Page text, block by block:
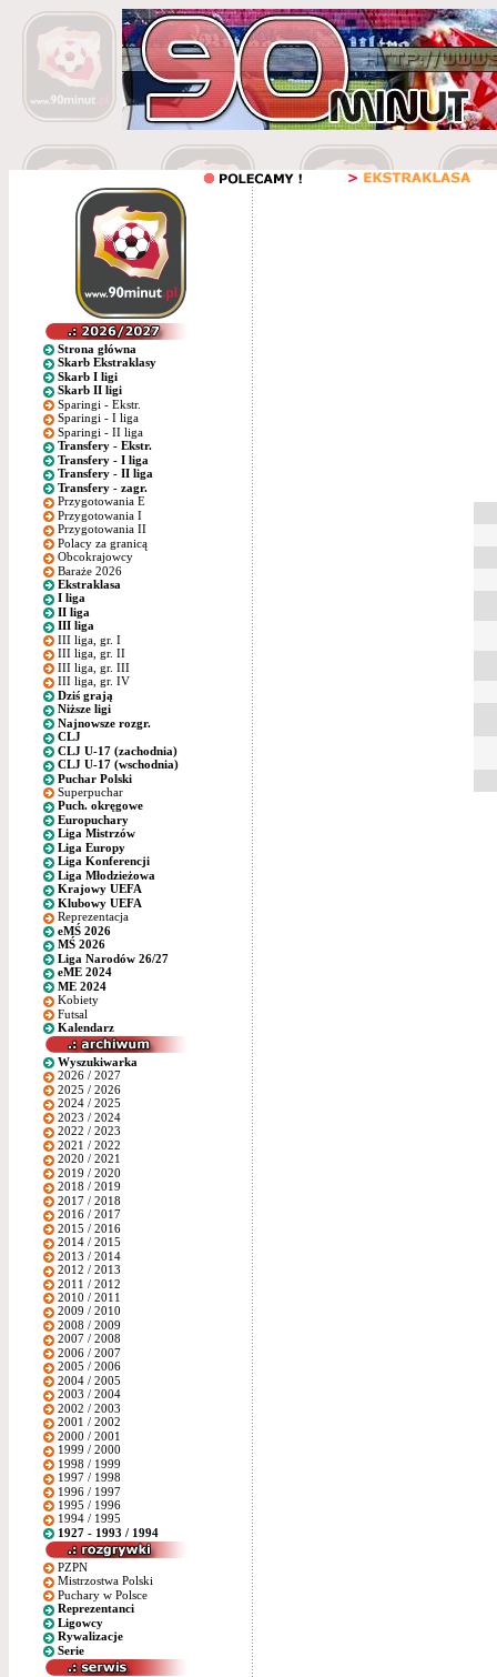
Strona główna
Skarb Ekstraklasy
Skarb I ligi
Skarb II ligi
Sparingi - Ekstr.
Sparingi - I liga
Sparingi - II liga
Transfery - Ekstr.
Transfery - I liga
Transfery - II liga
Transfery - zagr.
Przygotowania E
Przygotowania I
Przygotowania II
Polacy za granicą
Obcokrajowcy
Baraże 2026
Ekstraklasa
I liga
II liga
III liga
III liga, gr. I
III liga, gr. II
III liga, gr. III
III liga, gr. IV
Dziś grają
Niższe ligi
Najnowsze rozgr.
CLJ
CLJ U-17 (zachodnia)
CLJ U-17 (wschodnia)
Puchar Polski
Superpuchar
Puch. okręgowe
Europuchary
Liga Mistrzów
Liga Europy
Liga Konferencji
Liga Młodzieżowa
Krajowy UEFA
Klubowy UEFA
Reprezentacja
eMŚ 2026
MŚ 2026
Liga Narodów 26/27
eME 2024
ME 2024
Kobiety
Futsal
Kalendarz
Wyszukiwarka
2026 / 2027
2025 / 2026
2024 / 2025
2023 / 2024
2022 / 2023
2021 / 2022
2020 / 2021
2019 / 2020
2018 / 2019
2017 / 2018
2016 / 2017
2015 / 2016
2014 / 2015
2013 / 2014
2012 / 2013
2011 / 2012
2010 / 2011
2009 / 2010
2008 / 2009
2007 / 2008
2006 / 2007
2005 / 2006
2004 / 2005
2003 / 2004
2002 / 2003
2001 / 2002
2000 / 2001
1999 / 2000
1998 / 1999
1997 / 1998
1996 / 1997
1995 / 1996
1994 / 1995
1927 - 1993 / 1994
PZPN
Mistrzostwa Polski
Puchary w Polsce
Reprezentanci
Ligowcy
Rywalizacje
Serie